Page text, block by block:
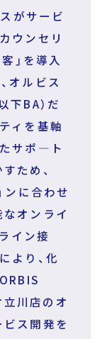
がサービ
ウンセリ
」を導入
オルビス
下BA）だ
ィを基軸
サポ―ト
ため、
ンに合わせ
オンライ
イン接
より、化
川店のオ
ス開発を